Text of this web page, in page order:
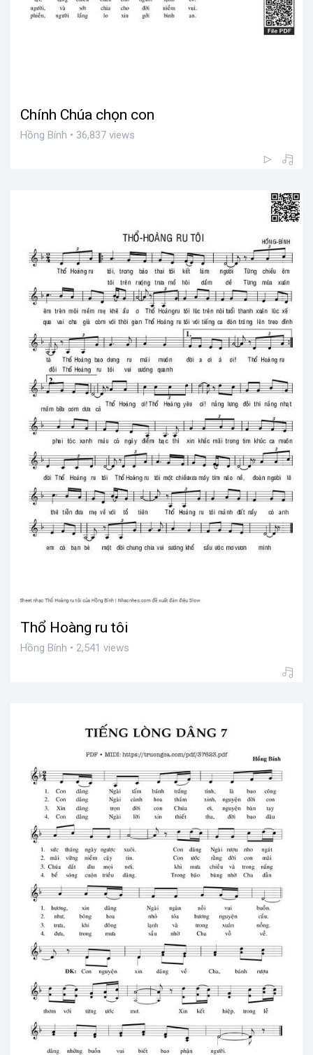
Chính Chúa chọn con
Hồng Bính • 36,837 views
Thổ Hoàng ru tôi
Hồng Bính • 2,541 views